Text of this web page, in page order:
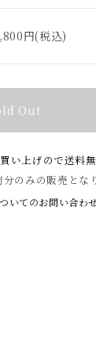
円(税込)
Out
い上げので送料
のみの販売とな
いてのお問い合わ